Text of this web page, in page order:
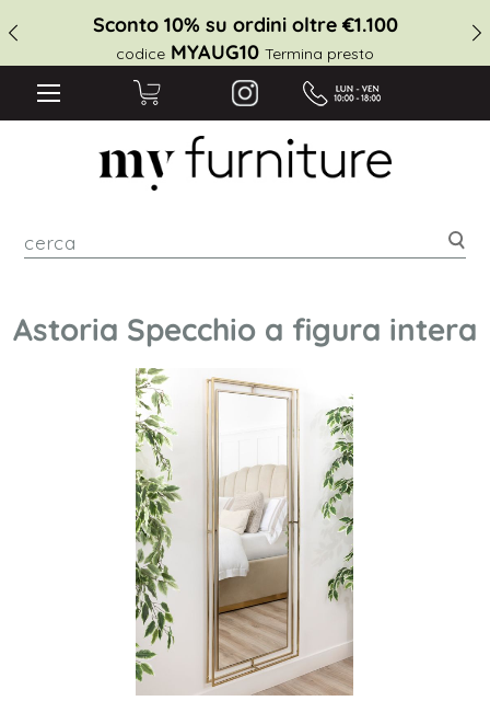
Sconto 10% su ordini oltre €1.100
codice MYAUG10 Termina presto
Astoria Specchio a figura intera